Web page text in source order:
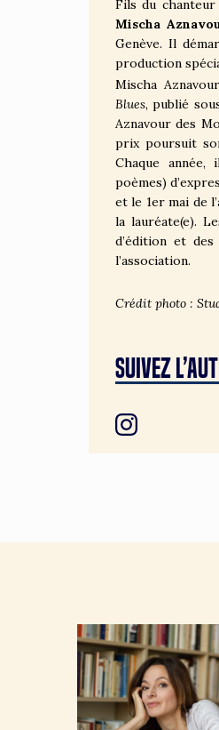
Fils du
Mischa
Genève. Il
production
Mischa
Blues, publié
Aznavour des
prix poursuit
Chaque
poèmes)
et le 1er mai de
la lauréate(e).
d’édition et
l’association.
Crédit photo :
SUIVEZ